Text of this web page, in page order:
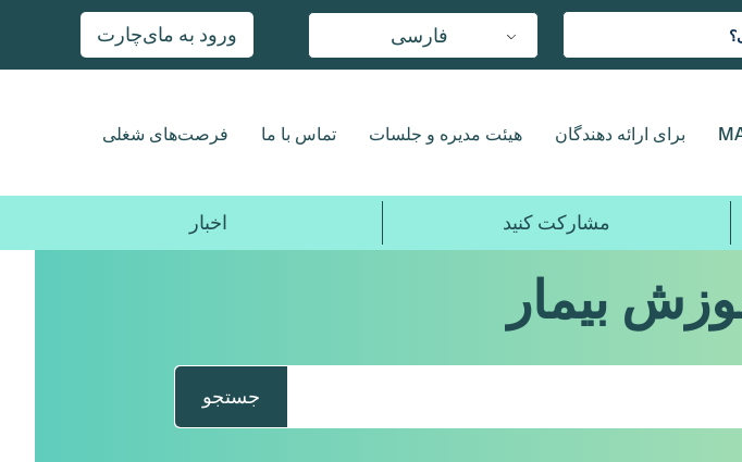
فارسی ورود به مای‌چارت
برای ارائه دهندگان هیئت مدیره و جلسات تماس با ما فرصت‌های شغلی
مشارکت کنید اخبار
بیمار
جستجو